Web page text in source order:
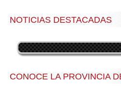
NOTICIAS DESTACADAS
CONOCE LA PROVINCIA